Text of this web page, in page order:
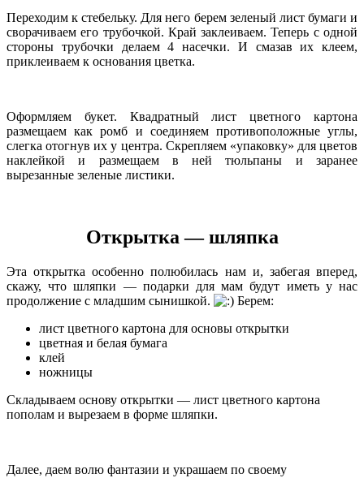
Переходим к стебельку. Для него берем зеленый лист бумаги и
сворачиваем его трубочкой. Край заклеиваем. Теперь с одной
стороны трубочки делаем 4 насечки. И смазав их клеем,
приклеиваем к основания цветка.
Оформляем букет. Квадратный лист цветного картона
размещаем как ромб и соединяем противоположные углы,
слегка отогнув их у центра. Скрепляем «упаковку» для цветов
наклейкой и размещаем в ней тюльпаны и заранее
вырезанные зеленые листики.
Открытка — шляпка
Эта открытка особенно полюбилась нам и, забегая вперед,
скажу, что шляпки — подарки для мам будут иметь у нас
продолжение с младшим сынишкой.
Берем:
лист цветного картона для основы открытки
цветная и белая бумага
клей
ножницы
Складываем основу открытки — лист цветного картона
пополам и вырезаем в форме шляпки.
Далее, даем волю фантазии и украшаем по своему